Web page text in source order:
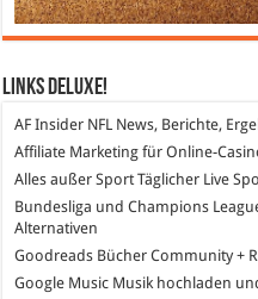
Links DeLuXe!
AF Insider NFL News, Berichte,
Affiliate Marketing für Online-
Alles außer Sport Täglicher Live
Bundesliga und Champions
Alternativen
Goodreads Bücher Community +
Google Music Musik hochladen